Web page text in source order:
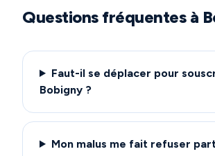
Questions fréquentes à
Faut-il se déplacer pour
Bobigny ?
Mon malus me fait refuser